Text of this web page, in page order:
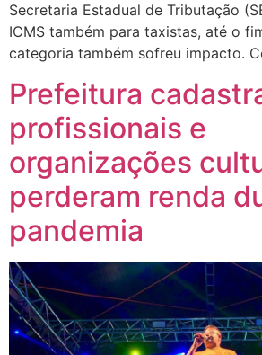
Secretaria Estadual de Tributação
ICMS também para taxistas, até o
categoria também sofreu impacto.
Prefeitura
profissionais e
organizações
perderam renda
pandemia